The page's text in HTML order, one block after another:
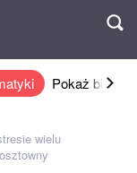
Pokaż biznes
wielu